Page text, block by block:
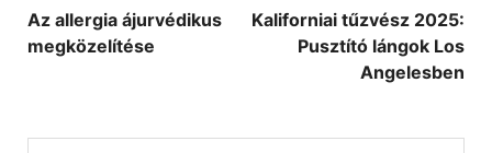
Az allergia ájurvédikus
megközelítése
Kaliforniai tűzvész 2025:
Pusztító lángok Los
Angelesben